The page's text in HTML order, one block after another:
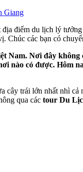
Giang
địa điểm du lịch lý
Chúc các bạn có
Nam. Nơi đây
nào có được. Hôm
cây trái lớn nhất nhì cả
qua các tour Du